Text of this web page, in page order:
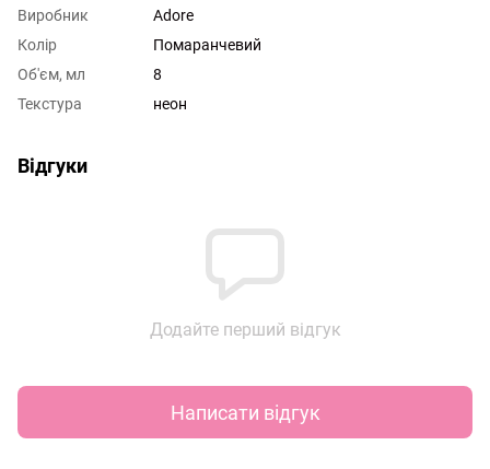
Виробник
Adore
Колір
Помаранчевий
Об'єм, мл
8
Текстура
неон
Відгуки
Додайте перший відгук
Написати відгук